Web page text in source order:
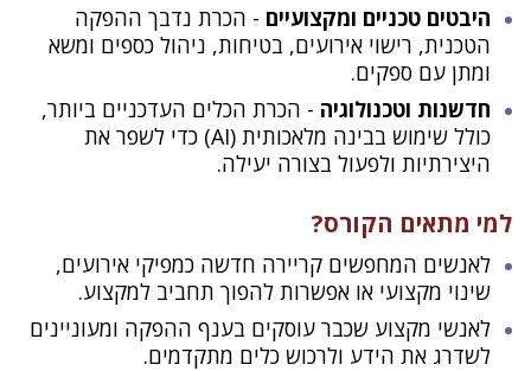
היבטים טכניים ומקצועיים - הכרת נדבך ההפקה
הטכנית, רישוי אירועים, בטיחות, ניהול כספים ומשא
ומתן עם ספקים.
חדשנות וטכנולוגיה - הכרת הכלים העדכניים ביותר,
כולל שימוש בבינה מלאכותית (AI) כדי לשפר את
היצירתיות ולפעול בצורה יעילה.
למי מתאים הקורס?
לאנשים המחפשים קריירה חדשה כמפיקי אירועים,
שינוי מקצועי או אפשרות להפוך תחביב למקצוע.
לאנשי מקצוע שכבר עוסקים בענף ההפקה ומעוניינים
לשדרג את הידע ולרכוש כלים מתקדמים.